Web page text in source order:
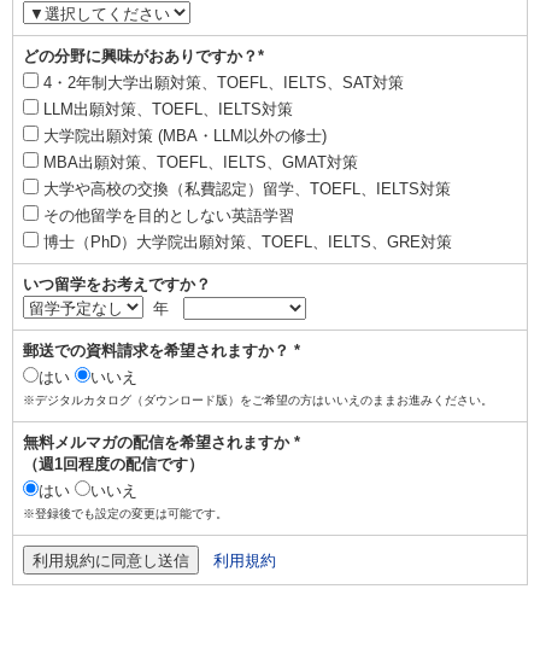
どの分野に興味がおありですか？*
4・2年制大学出願対策、TOEFL、IELTS、SAT対策
LLM出願対策、TOEFL、IELTS対策
大学院出願対策 (MBA・LLM以外の修士)
MBA出願対策、TOEFL、IELTS、GMAT対策
大学や高校の交換（私費認定）留学、TOEFL、IELTS対策
その他留学を目的としない英語学習
博士（PhD）大学院出願対策、TOEFL、IELTS、GRE対策
いつ留学をお考えですか？
年
郵送での資料請求を希望されますか？ *
はい
いいえ
※デジタルカタログ（ダウンロード版）をご希望の方はいいえのままお進みください。
無料メルマガの配信を希望されますか *
（週1回程度の配信です）
はい
いいえ
※登録後でも設定の変更は可能です。
利用規約